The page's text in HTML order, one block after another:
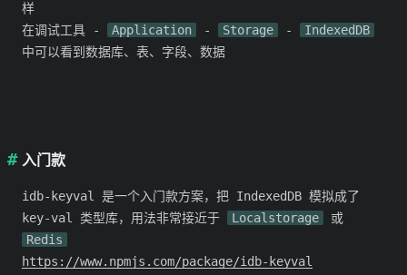
样
在调试工具 -
Application - Storage -
IndexedDB
中可以看到数据库、表、字段、数据
入门款
idb-keyval 是一个入门款方案，把 IndexedDB 模拟成了
key-val 类型库，用法非常接近于
Localstorage
或
Redis
https://www.npmjs.com/package/idb-keyval